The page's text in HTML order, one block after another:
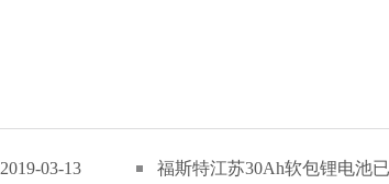
2019-03-13 福斯特江苏30Ah软包锂电池